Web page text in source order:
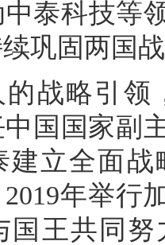
泰科技等
巩固两国
战略引领
中国国家副
建立全面
2019年举行
国王共同